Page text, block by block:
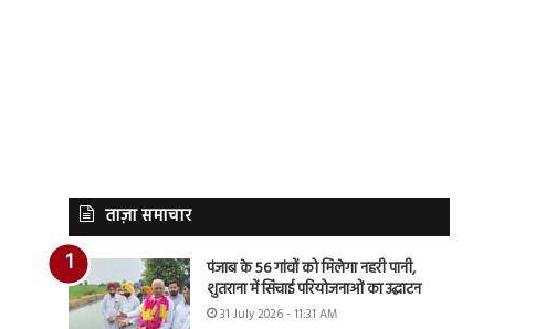
ताज़ा समाचार
पंजाब के 56 गांवों को मिलेगा नहरी पानी,
शुतराना में सिंचाई परियोजनाओं का उद्घाटन
31 July 2026 - 11:31 AM